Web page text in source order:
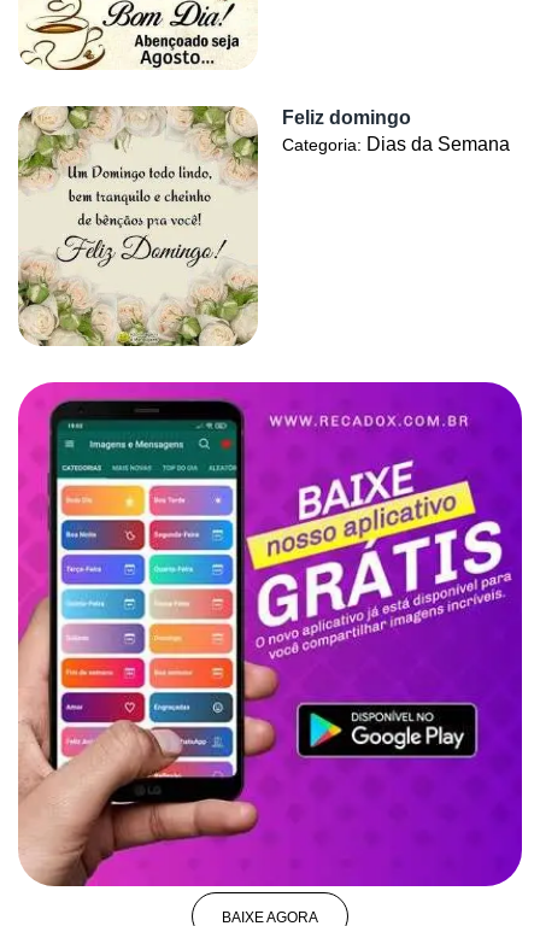
Feliz domingo
Categoria: Dias da Semana
BAIXE AGORA